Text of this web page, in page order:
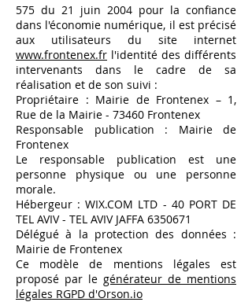
575 du 21 juin 2004 pour la confiance
dans l'économie numérique, il est précisé
aux utilisateurs du site internet
www.frontenex.fr l'identité des différents
intervenants dans le cadre de sa
réalisation et de son suivi :
Propriétaire : Mairie de Frontenex – 1,
Rue de la Mairie - 73460 Frontenex
Responsable publication : Mairie de
Frontenex
Le responsable publication est une
personne physique ou une personne
morale.
Hébergeur : WIX.COM LTD - 40 PORT DE
TEL AVIV - TEL AVIV JAFFA 6350671
Délégué à la protection des données :
Mairie de Frontenex
Ce modèle de mentions légales est
proposé par le générateur de mentions
légales RGPD d'Orson.io